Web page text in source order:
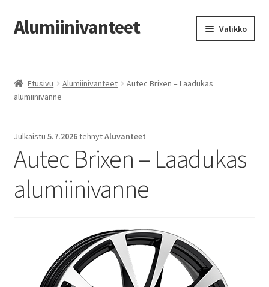
Siirry
navigointiin
Siirry
sisältöön
Alumiinivanteet Valikko
Kauppa
Tilausohjeet
Vanteiden osto-opas
Yhteystiedot
Etusivu Alumiinivanteet
Autec Brixen – Laadukas
alumiinivanne
Julkaistu 5.7.2026tehnytAluvanteet
Autec Brixen – Laadukas
alumiinivanne